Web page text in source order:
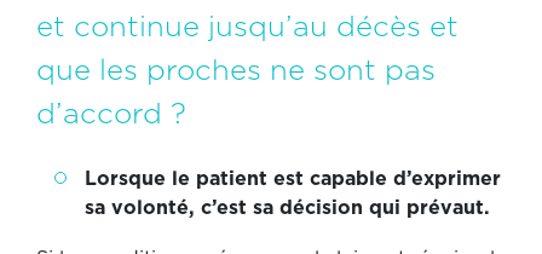
et continue jusqu’au décès et
que les proches ne sont pas
d’accord ?
Lorsque le patient est capable d’exprimer
sa volonté, c’est sa décision qui prévaut.